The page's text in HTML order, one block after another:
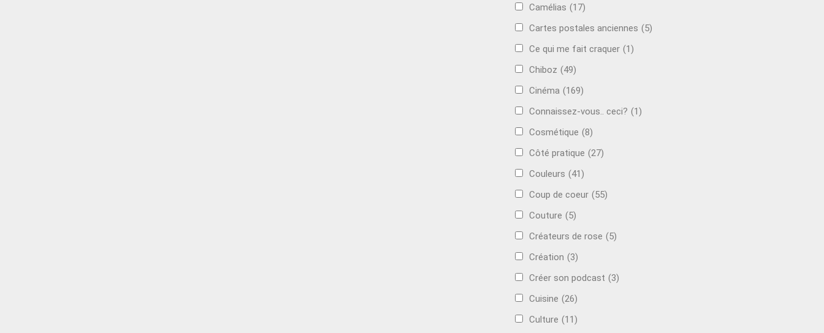
Camélias (17)
Cartes postales anciennes (5)
Ce qui me fait craquer (1)
Chiboz (49)
Cinéma (169)
Connaissez-vous.. ceci? (1)
Cosmétique (8)
Côté pratique (27)
Couleurs (41)
Coup de coeur (55)
Couture (5)
Créateurs de rose (5)
Création (3)
Créer son podcast (3)
Cuisine (26)
Culture (11)